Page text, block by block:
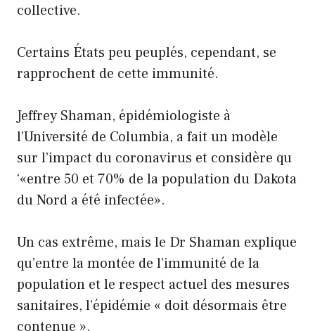
collective.
Certains États peu peuplés, cependant, se
rapprochent de cette immunité.
Jeffrey Shaman, épidémiologiste à
l’Université de Columbia, a fait un modèle
sur l’impact du coronavirus et considère qu
‘«entre 50 et 70% de la population du Dakota
du Nord a été infectée».
Un cas extrême, mais le Dr Shaman explique
qu’entre la montée de l’immunité de la
population et le respect actuel des mesures
sanitaires, l’épidémie « doit désormais être
contenue ».